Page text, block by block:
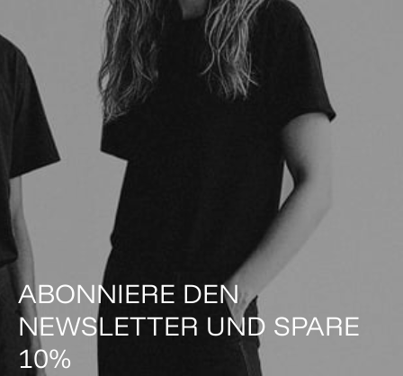
ABONNIERE DEN
NEWSLETTER UND SPARE
10%